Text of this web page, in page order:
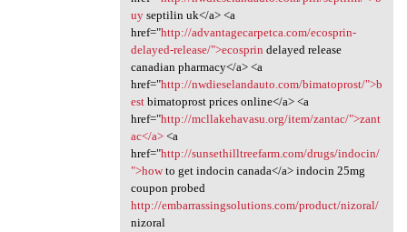
uyseptilin uk</a> <a
href="http://advantagecarpetca.com/ecosprin-
delayed-release/">ecosprin delayed release
canadian pharmacy</a> <a
href="http://nwdieselandauto.com/bimatoprost/">b
estbimatoprost prices online</a> <a
href="http://mcllakehavasu.org/item/zantac/">zant
ac</a><a
href="http://sunsethilltreefarm.com/drugs/indocin/
">howto get indocin canada</a> indocin 25mg
coupon probed
http://embarrassingsolutions.com/product/nizoral/
nizoral